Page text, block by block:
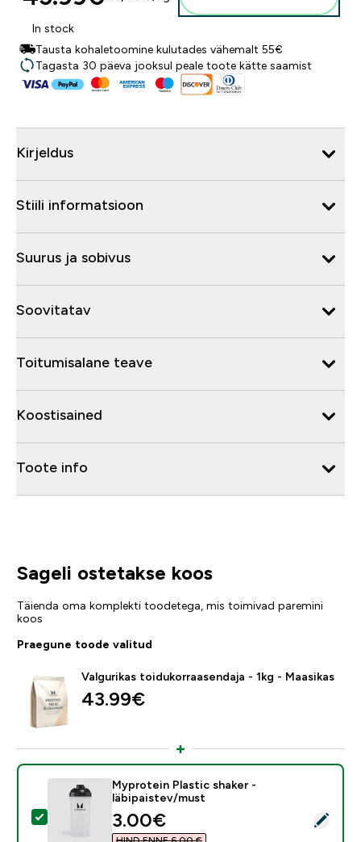
In stock
Tausta kohaletoomine kulutades vähemalt 55€
Tagasta 30 päeva jooksul peale toote kätte saamist
Kirjeldus
Stiili informatsioon
Suurus ja sobivus
Soovitatav
Toitumisalane teave
Koostisained
Toote info
Sageli ostetakse koos
Täienda oma komplekti toodetega, mis toimivad paremini
koos
Praegune toode valitud
Valgurikas toidukorraasendaja - 1kg - Maasikas
43.99€‎
Vali see toode - Myprotein Plastic shaker -
Myprotein Plastic shaker -
läbipaistev/must
discounted price
3.00€‎